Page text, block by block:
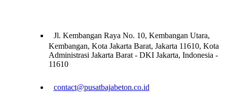
Jl. Kembangan Raya No. 10, Kembangan Utara,
Kembangan, Kota Jakarta Barat, Jakarta 11610, Kota
Administrasi Jakarta Barat - DKI Jakarta, Indonesia -
11610
contact@pusatbajabeton.co.id